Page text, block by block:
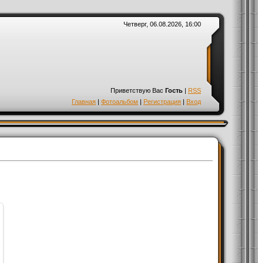
Четверг, 06.08.2026, 16:00
Приветствую Вас Гость | RSS
Главная | Фотоальбом | Регистрация | Вход